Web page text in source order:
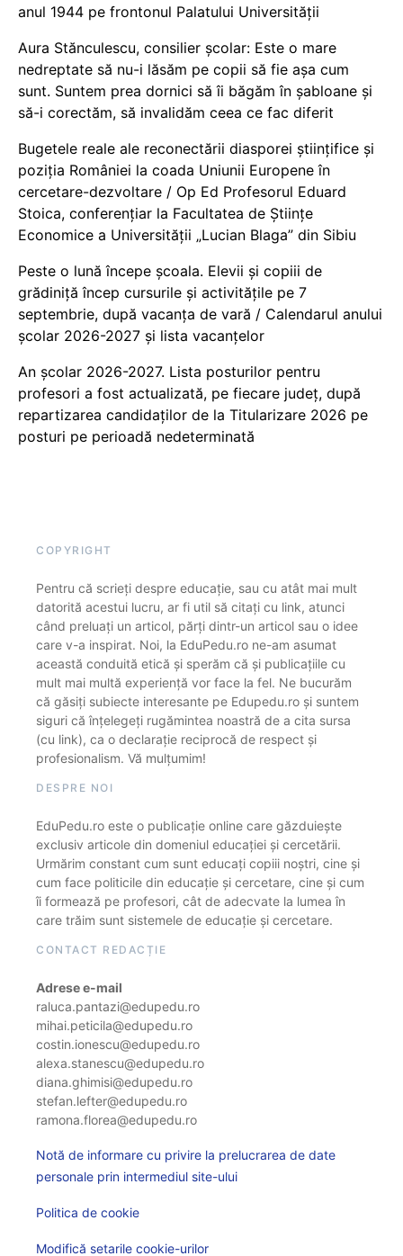
anul 1944 pe frontonul Palatului Universității
Aura Stănculescu, consilier școlar: Este o mare
nedreptate să nu-i lăsăm pe copii să fie așa cum
sunt. Suntem prea dornici să îi băgăm în șabloane și
să-i corectăm, să invalidăm ceea ce fac diferit
Bugetele reale ale reconectării diasporei științifice și
poziția României la coada Uniunii Europene în
cercetare-dezvoltare / Op Ed Profesorul Eduard
Stoica, conferențiar la Facultatea de Științe
Economice a Universității „Lucian Blaga” din Sibiu
Peste o lună începe școala. Elevii și copiii de
grădiniță încep cursurile și activitățile pe 7
septembrie, după vacanța de vară / Calendarul anului
școlar 2026-2027 și lista vacanțelor
An școlar 2026-2027. Lista posturilor pentru
profesori a fost actualizată, pe fiecare județ, după
repartizarea candidaților de la Titularizare 2026 pe
posturi pe perioadă nedeterminată
COPYRIGHT
Pentru că scrieți despre educație, sau cu atât mai mult
datorită acestui lucru, ar fi util să citați cu link, atunci
când preluați un articol, părți dintr-un articol sau o idee
care v-a inspirat. Noi, la EduPedu.ro ne-am asumat
această conduită etică și sperăm că și publicațiile cu
mult mai multă experiență vor face la fel. Ne bucurăm
că găsiți subiecte interesante pe Edupedu.ro și suntem
siguri că înțelegeți rugămintea noastră de a cita sursa
(cu link), ca o declarație reciprocă de respect și
profesionalism. Vă mulțumim!
DESPRE NOI
EduPedu.ro este o publicație online care găzduiește
exclusiv articole din domeniul educației și cercetării.
Urmărim constant cum sunt educați copiii noștri, cine și
cum face politicile din educație și cercetare, cine și cum
îi formează pe profesori, cât de adecvate la lumea în
care trăim sunt sistemele de educație și cercetare.
CONTACT REDACȚIE
Adrese e-mail
raluca.pantazi@edupedu.ro
mihai.peticila@edupedu.ro
costin.ionescu@edupedu.ro
alexa.stanescu@edupedu.ro
diana.ghimisi@edupedu.ro
stefan.lefter@edupedu.ro
ramona.florea@edupedu.ro
Notă de informare cu privire la prelucrarea de date
personale prin intermediul site-ului
Politica de cookie
Modifică setarile cookie-urilor